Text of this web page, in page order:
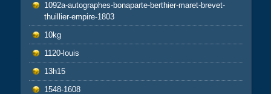
1092a-autographes-bonaparte-berthier-maret-brevet-
thuillier-empire-1803
10kg
1120-louis
13h15
1548-1608